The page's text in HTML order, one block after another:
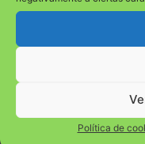
Política de
Encuéntranos
Dirección
Calle Mayor 96 (al lado